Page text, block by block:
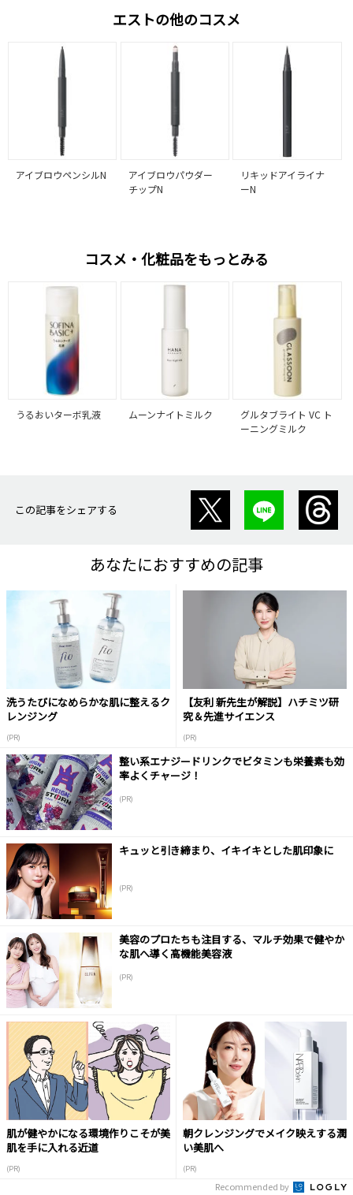
エストの他のコスメ
アイブロウペンシルN
アイブロウパウダー
チップN
リキッドアイライナ
ーN
コスメ・化粧品をもっとみる
うるおいターボ乳液 ムーンナイトミルク
グルタブライト VC ト
ーニングミルク
この記事をシェアする
あなたにおすすめの記事
洗うたびになめらかな肌に整えるク
レンジング
(PR)
【友利 新先生が解説】ハチミツ研
究＆先進サイエンス
(PR)
整い系エナジードリンクでビタミンも栄養素も効
率よくチャージ！
(PR)
キュッと引き締まり、イキイキとした肌印象に
(PR)
美容のプロたちも注目する、マルチ効果で健やか
な肌へ導く高機能美容液
(PR)
肌が健やかになる環境作りこそが美
肌を手に入れる近道
(PR)
朝クレンジングでメイク映えする潤
い美肌へ
(PR)
Recommended by